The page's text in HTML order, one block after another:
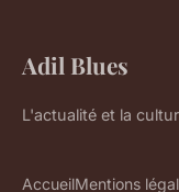
Adil Blues
L'actualité et la
AccueilMentions